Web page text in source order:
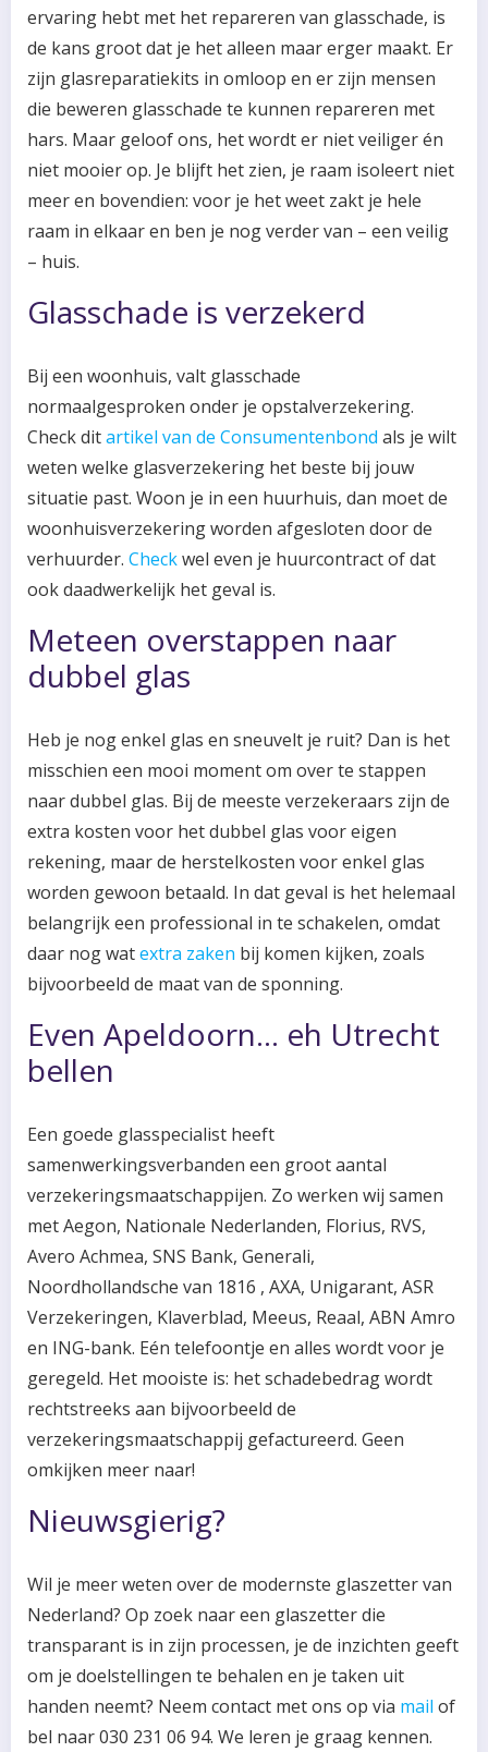
ervaring hebt met het repareren van glasschade, is
de kans groot dat je het alleen maar erger maakt. Er
zijn glasreparatiekits in omloop en er zijn mensen
die beweren glasschade te kunnen repareren met
hars. Maar geloof ons, het wordt er niet veiliger én
niet mooier op. Je blijft het zien, je raam isoleert niet
meer en bovendien: voor je het weet zakt je hele
raam in elkaar en ben je nog verder van – een veilig
– huis.
Glasschade is verzekerd
Bij een woonhuis, valt glasschade
normaalgesproken onder je opstalverzekering.
Check ditartikel van de Consumentenbond als je wilt
weten welke glasverzekering het beste bij jouw
situatie past. Woon je in een huurhuis, dan moet de
woonhuisverzekering worden afgesloten door de
verhuurder. Checkwel even je huurcontract of dat
ook daadwerkelijk het geval is.
Meteen overstappen naar
dubbel glas
Heb je nog enkel glas en sneuvelt je ruit? Dan is het
misschien een mooi moment om over te stappen
naar dubbel glas. Bij de meeste verzekeraars zijn de
extra kosten voor het dubbel glas voor eigen
rekening, maar de herstelkosten voor enkel glas
worden gewoon betaald. In dat geval is het helemaal
belangrijk een professional in te schakelen, omdat
daar nog watextra zaken bij komen kijken, zoals
bijvoorbeeld de maat van de sponning.
Even Apeldoorn… eh Utrecht
bellen
Een goede glasspecialist heeft
samenwerkingsverbanden een groot aantal
verzekeringsmaatschappijen. Zo werken wij samen
met Aegon, Nationale Nederlanden, Florius, RVS,
Avero Achmea, SNS Bank, Generali,
Noordhollandsche van 1816 , AXA, Unigarant, ASR
Verzekeringen, Klaverblad, Meeus, Reaal, ABN Amro
en ING-bank. Eén telefoontje en alles wordt voor je
geregeld. Het mooiste is: het schadebedrag wordt
rechtstreeks aan bijvoorbeeld de
verzekeringsmaatschappij gefactureerd. Geen
omkijken meer naar!
Nieuwsgierig?
Wil je meer weten over de modernste glaszetter van
Nederland? Op zoek naar een glaszetter die
transparant is in zijn processen, je de inzichten geeft
om je doelstellingen te behalen en je taken uit
handen neemt? Neem contact met ons op via mail of
bel naar 030 231 06 94. We leren je graag kennen.